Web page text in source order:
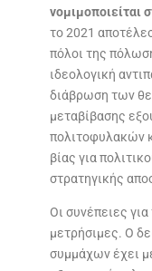
νομιμοποιείται
το 2021
πόλοι της
ιδεολογική
διάβρωση των
μεταβίβασης
πολιτοφυλακών
βίας για
στρατηγικής
Οι συνέπειες
μετρήσιμες. Ο
συμμάχων έχει